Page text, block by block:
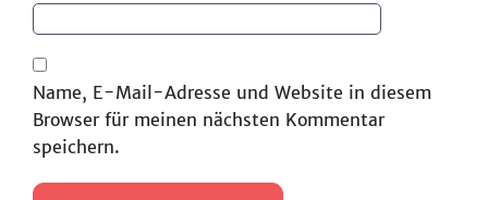
Name, E-Mail-Adresse und Website in diesem
Browser für meinen nächsten Kommentar
speichern.